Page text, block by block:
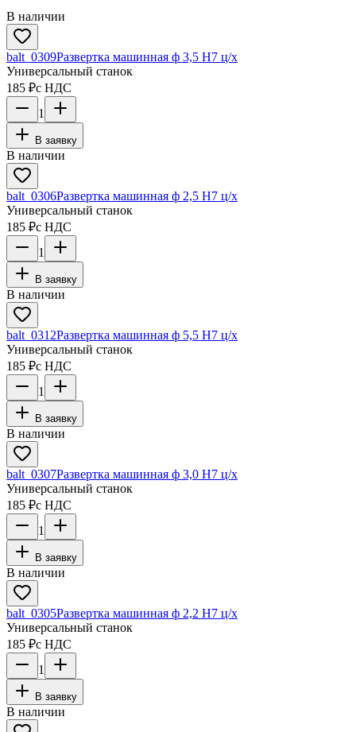
В наличии
balt_0309Развертка машинная ф 3,5 Н7 ц/х
Универсальный станок
185 ₽с НДС
1
В заявку
В наличии
balt_0306Развертка машинная ф 2,5 Н7 ц/х
Универсальный станок
185 ₽с НДС
1
В заявку
В наличии
balt_0312Развертка машинная ф 5,5 Н7 ц/х
Универсальный станок
185 ₽с НДС
1
В заявку
В наличии
balt_0307Развертка машинная ф 3,0 Н7 ц/х
Универсальный станок
185 ₽с НДС
1
В заявку
В наличии
balt_0305Развертка машинная ф 2,2 Н7 ц/х
Универсальный станок
185 ₽с НДС
1
В заявку
В наличии